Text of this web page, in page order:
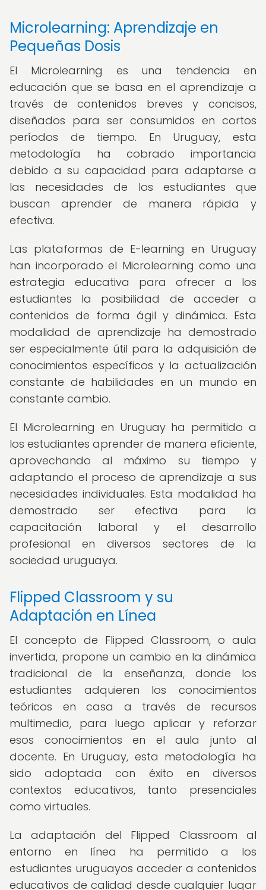
Microlearning: Aprendizaje en
Pequeñas Dosis
El Microlearning es una tendencia en
educación que se basa en el aprendizaje a
través de contenidos breves y concisos,
diseñados para ser consumidos en cortos
períodos de tiempo. En Uruguay, esta
metodología ha cobrado importancia
debido a su capacidad para adaptarse a
las necesidades de los estudiantes que
buscan aprender de manera rápida y
efectiva.
Las plataformas de E-learning en Uruguay
han incorporado el Microlearning como una
estrategia educativa para ofrecer a los
estudiantes la posibilidad de acceder a
contenidos de forma ágil y dinámica. Esta
modalidad de aprendizaje ha demostrado
ser especialmente útil para la adquisición de
conocimientos específicos y la actualización
constante de habilidades en un mundo en
constante cambio.
El Microlearning en Uruguay ha permitido a
los estudiantes aprender de manera eficiente,
aprovechando al máximo su tiempo y
adaptando el proceso de aprendizaje a sus
necesidades individuales. Esta modalidad ha
demostrado ser efectiva para la
capacitación laboral y el desarrollo
profesional en diversos sectores de la
sociedad uruguaya.
Flipped Classroom y su
Adaptación en Línea
El concepto de Flipped Classroom, o aula
invertida, propone un cambio en la dinámica
tradicional de la enseñanza, donde los
estudiantes adquieren los conocimientos
teóricos en casa a través de recursos
multimedia, para luego aplicar y reforzar
esos conocimientos en el aula junto al
docente. En Uruguay, esta metodología ha
sido adoptada con éxito en diversos
contextos educativos, tanto presenciales
como virtuales.
La adaptación del Flipped Classroom al
entorno en línea ha permitido a los
estudiantes uruguayos acceder a contenidos
educativos de calidad desde cualquier lugar